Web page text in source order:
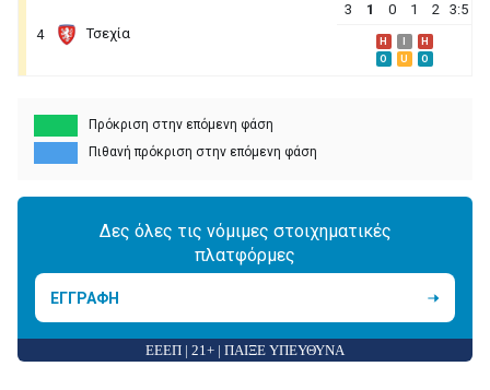
4 Τσεχία
3 1 0 1 2 3:5
H
H
O
U O
Πρόκριση στην επόμενη φάση
Πιθανή πρόκριση στην επόμενη φάση
Δες όλες τις νόμιμες στοιχηματικές
πλατφόρμες
ΕΓΓΡΑΦΗ
ΕΕΕΠ | 21+ | ΠΑΙΞΕ ΥΠΕΥΘΥΝΑ